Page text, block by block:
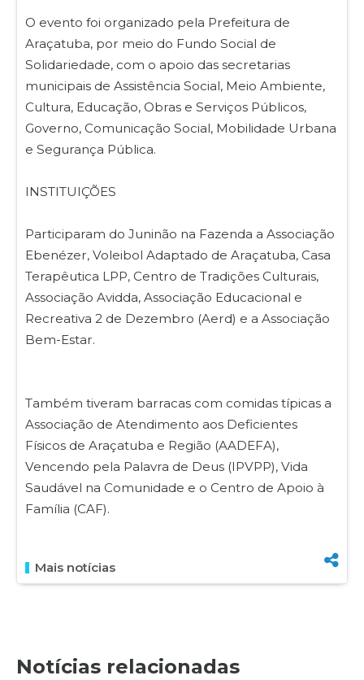
O evento foi organizado pela Prefeitura de
Araçatuba, por meio do Fundo Social de
Solidariedade, com o apoio das secretarias
municipais de Assistência Social, Meio Ambiente,
Cultura, Educação, Obras e Serviços Públicos,
Governo, Comunicação Social, Mobilidade Urbana
e Segurança Pública.
INSTITUIÇÕES
Participaram do Juninão na Fazenda a Associação
Ebenézer, Voleibol Adaptado de Araçatuba, Casa
Terapêutica LPP, Centro de Tradições Culturais,
Associação Avidda, Associação Educacional e
Recreativa 2 de Dezembro (Aerd) e a Associação
Bem-Estar.
Também tiveram barracas com comidas típicas a
Associação de Atendimento aos Deficientes
Físicos de Araçatuba e Região (AADEFA),
Vencendo pela Palavra de Deus (IPVPP), Vida
Saudável na Comunidade e o Centro de Apoio à
Família (CAF).
Mais notícias
Notícias relacionadas